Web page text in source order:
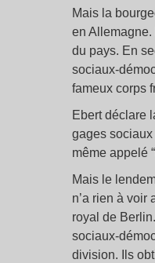
Mais la
en
du pays. En
sociaux-
fameux corps
Ebert déclare
gages
même appelé
Mais le
n’a rien à voir
royal de
sociaux-
division. Ils